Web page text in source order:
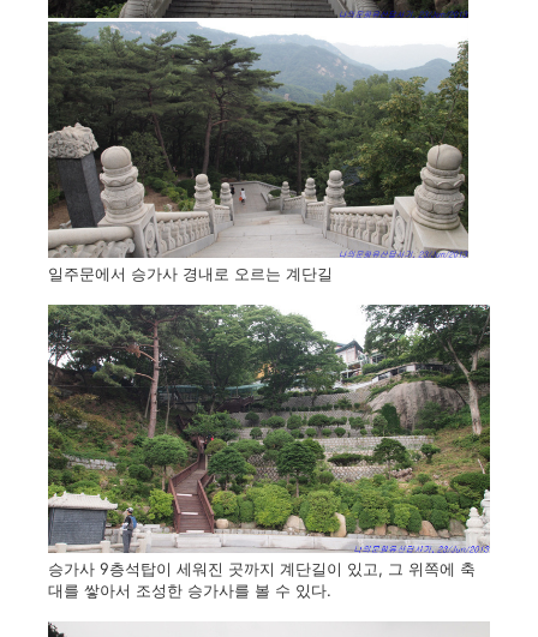
일주문에서 승가사 경내로 오르는 계단길
승가사 9층석탑이 세워진 곳까지 계단길이 있고, 그 위쪽에 축
대를 쌓아서 조성한 승가사를 볼 수 있다.